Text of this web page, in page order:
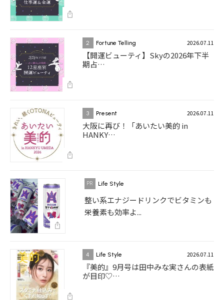
2 Fortune Telling 2026.07.11
【開運ビューティ】Skyの2026年下半
期占…
3 Present 2026.07.11
大阪に再び！「あいたい美的 in
HANKY…
Life Style
整い系エナジードリンクでビタミンも
栄養素も効率よ...
4 Life Style 2026.07.11
『美的』9月号は田中みな実さんの表紙
が目印♡…